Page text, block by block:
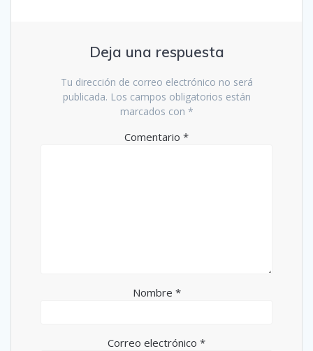
Deja una respuesta
Tu dirección de correo electrónico no será
publicada. Los campos obligatorios están
marcados con *
Comentario *
Nombre *
Correo electrónico *